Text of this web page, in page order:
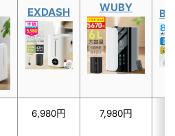
EXDASH WUBY
6,980円 7,980円